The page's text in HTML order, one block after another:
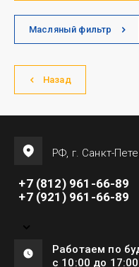
Масляный фильтр
Назад
РФ, г. Санкт-
Работаем по
с 10:00 до 17:00
+7 (812) 961-66-89
+7 (921) 961-66-89